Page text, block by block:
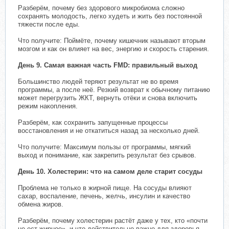
Разберём, почему без здорового микробиома сложно
сохранять молодость, легко худеть и жить без постоянной
тяжести после еды.
Что получите: Поймёте, почему кишечник называют вторым
мозгом и как он влияет на вес, энергию и скорость старения.
День 9. Самая важная часть FMD: правильный выход
Большинство людей теряют результат не во время
программы, а после неё. Резкий возврат к обычному питанию
может перегрузить ЖКТ, вернуть отёки и снова включить
режим накопления.
Разберём, как сохранить запущенные процессы
восстановления и не откатиться назад за несколько дней.
Что получите: Максимум пользы от программы, мягкий
выход и понимание, как закрепить результат без срывов.
День 10. Холестерин: что на самом деле старит сосуды
Проблема не только в жирной пище. На сосуды влияют
сахар, воспаление, печень, желчь, инсулин и качество
обмена жиров.
Разберём, почему холестерин растёт даже у тех, кто «почти